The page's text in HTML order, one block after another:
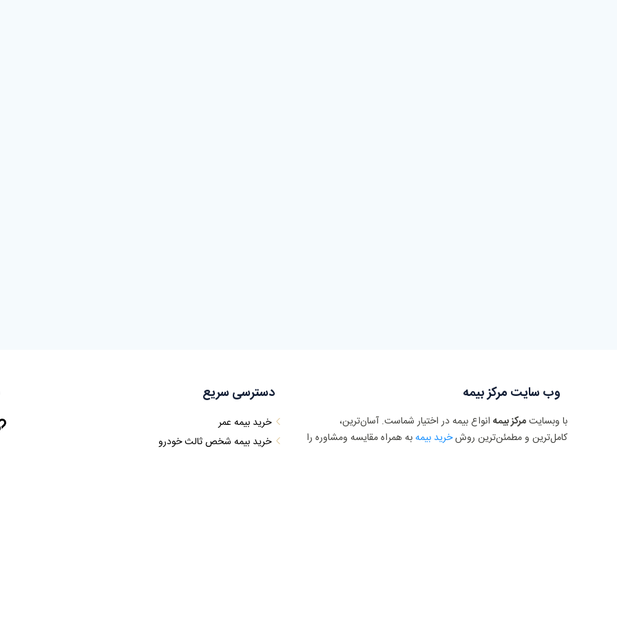
وب سایت مرکز بیمه
با وبسایتمرکز بیمه انواع بیمه در اختیار شماست. آسان‌ترین،
کامل‌ترین و مطمئن‌ترین روشخرید بیمهبه همراه مقایسه ومشاوره را
دسترسی سریع
خرید بیمه عمر
خرید بیمه شخص ثالث خودرو